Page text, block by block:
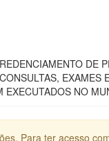
DE
NO
Para ter acesso